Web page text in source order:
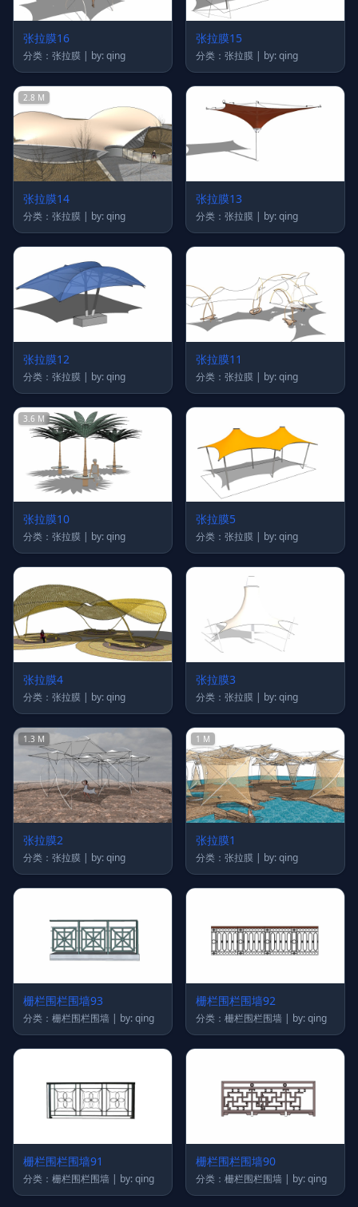
张拉膜16
分类：张拉膜 | by: qing
张拉膜15
分类：张拉膜 | by: qing
2.8 M
张拉膜14
分类：张拉膜 | by: qing
张拉膜13
分类：张拉膜 | by: qing
张拉膜12
分类：张拉膜 | by: qing
张拉膜11
分类：张拉膜 | by: qing
3.6 M
张拉膜10
分类：张拉膜 | by: qing
张拉膜5
分类：张拉膜 | by: qing
张拉膜4
分类：张拉膜 | by: qing
张拉膜3
分类：张拉膜 | by: qing
1.3 M
张拉膜2
分类：张拉膜 | by: qing
1 M
张拉膜1
分类：张拉膜 | by: qing
栅栏围栏围墙93
分类：栅栏围栏围墙 | by: qing
栅栏围栏围墙92
分类：栅栏围栏围墙 | by: qing
栅栏围栏围墙91
分类：栅栏围栏围墙 | by: qing
栅栏围栏围墙90
分类：栅栏围栏围墙 | by: qing